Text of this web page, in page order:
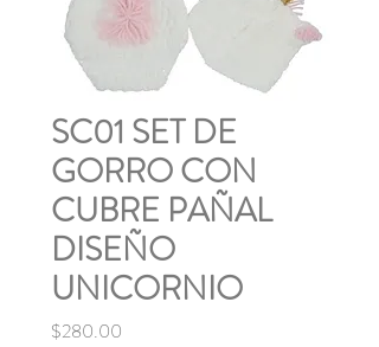
SC01 SET DE
GORRO CON
CUBRE PAÑAL
DISEÑO
UNICORNIO
$280.00